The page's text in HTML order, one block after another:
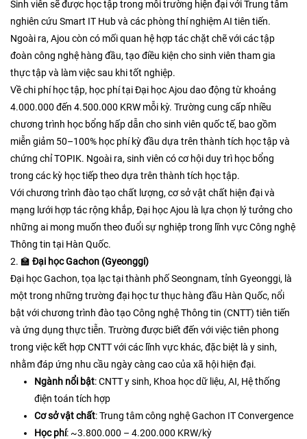
Sinh viên sẽ được học tập trong môi trường hiện đại với Trung tâm
nghiên cứu Smart IT Hub và các phòng thí nghiệm AI tiên tiến.
Ngoài ra, Ajou còn có mối quan hệ hợp tác chặt chẽ với các tập
đoàn công nghệ hàng đầu, tạo điều kiện cho sinh viên tham gia
thực tập và làm việc sau khi tốt nghiệp.​
Về chi phí học tập, học phí tại Đại học Ajou dao động từ khoảng
4.000.000 đến 4.500.000 KRW mỗi kỳ. Trường cung cấp nhiều
chương trình học bổng hấp dẫn cho sinh viên quốc tế, bao gồm
miễn giảm 50–100% học phí kỳ đầu dựa trên thành tích học tập và
chứng chỉ TOPIK. Ngoài ra, sinh viên có cơ hội duy trì học bổng
trong các kỳ học tiếp theo dựa trên thành tích học tập.​
Với chương trình đào tạo chất lượng, cơ sở vật chất hiện đại và
mạng lưới hợp tác rộng khắp, Đại học Ajou là lựa chọn lý tưởng cho
những ai mong muốn theo đuổi sự nghiệp trong lĩnh vực Công nghệ
Thông tin tại Hàn Quốc.
2. 🏫 Đại học Gachon (Gyeonggi)
Đại học Gachon, tọa lạc tại thành phố Seongnam, tỉnh Gyeonggi, là
một trong những trường đại học tư thục hàng đầu Hàn Quốc, nổi
bật với chương trình đào tạo Công nghệ Thông tin (CNTT) tiên tiến
và ứng dụng thực tiễn. Trường được biết đến với việc tiên phong
trong việc kết hợp CNTT với các lĩnh vực khác, đặc biệt là y sinh,
nhằm đáp ứng nhu cầu ngày càng cao của xã hội hiện đại.​
Ngành nổi bật: CNTT y sinh, Khoa học dữ liệu, AI, Hệ thống
điện toán tích hợp
Cơ sở vật chất: Trung tâm công nghệ Gachon IT Convergence
Học phí: ~3.800.000 – 4.200.000 KRW/kỳ